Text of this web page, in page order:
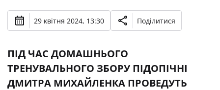
29 квітня 2024, 13:30 Поділитися
ПІД ЧАС ДОМАШНЬОГО
ТРЕНУВАЛЬНОГО ЗБОРУ ПІДОПІЧНІ
ДМИТРА МИХАЙЛЕНКА ПРОВЕДУТЬ